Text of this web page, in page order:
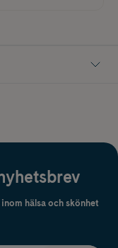
hälsa och skönhet